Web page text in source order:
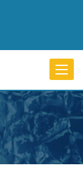
Toggle